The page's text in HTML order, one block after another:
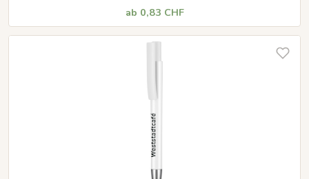
Mindestbestellmenge 500 Stück
ab 0,83 CHF